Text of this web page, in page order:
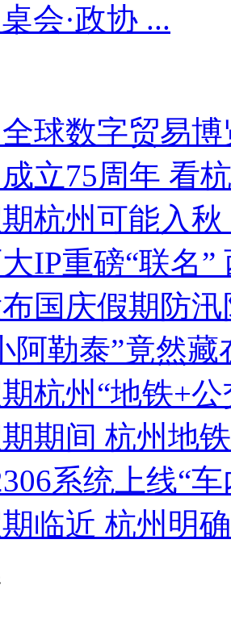
会·政协 ...
球数字贸易
立75周年 看
杭州可能入
IP重磅“联名”
国庆假期防
阿勒泰”竟然
杭州“地铁+
期间 杭州地
系统上线“
临近 杭州明